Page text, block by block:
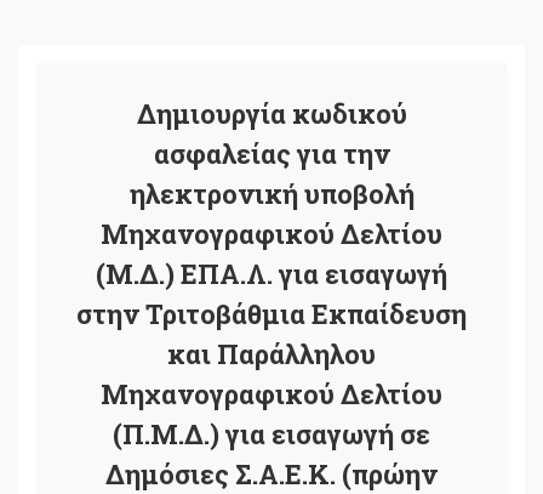
Δημιουργία κωδικού
ασφαλείας για την
ηλεκτρονική υποβολή
Μηχανογραφικού Δελτίου
(Μ.Δ.) ΕΠΑ.Λ. για εισαγωγή
στην Τριτοβάθμια Εκπαίδευση
και Παράλληλου
Μηχανογραφικού Δελτίου
(Π.Μ.Δ.) για εισαγωγή σε
Δημόσιες Σ.Α.Ε.Κ. (πρώην